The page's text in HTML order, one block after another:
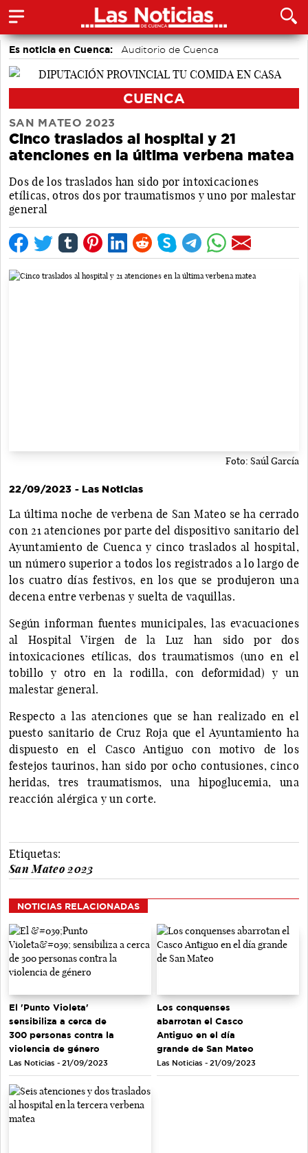
Es noticia en Cuenca: Auditorio de Cuenca
CUENCA
SAN MATEO 2023
Cinco traslados al hospital y 21
atenciones en la última verbena matea
Dos de los traslados han sido por intoxicaciones
etílicas, otros dos por traumatismos y uno por malestar
general
Foto: Saúl García
22/09/2023 - Las Noticias
La última noche de verbena de San Mateo se ha cerrado
con 21 atenciones por parte del dispositivo sanitario del
Ayuntamiento de Cuenca y cinco traslados al hospital,
un número superior a todos los registrados a lo largo de
los cuatro días festivos, en los que se produjeron una
decena entre verbenas y suelta de vaquillas.
Según informan fuentes municipales, las evacuaciones
al Hospital Virgen de la Luz han sido por dos
intoxicaciones etílicas, dos traumatismos (uno en el
tobillo y otro en la rodilla, con deformidad) y un
malestar general.
Respecto a las atenciones que se han realizado en el
puesto sanitario de Cruz Roja que el Ayuntamiento ha
dispuesto en el Casco Antiguo con motivo de los
festejos taurinos, han sido por ocho contusiones, cinco
heridas, tres traumatismos, una hipoglucemia, una
reacción alérgica y un corte.
Etiquetas:
San Mateo 2023
NOTICIAS RELACIONADAS
El 'Punto Violeta'
sensibiliza a cerca de
300 personas contra la
violencia de género
Las Noticias - 21/09/2023
Los conquenses
abarrotan el Casco
Antiguo en el día
grande de San Mateo
Las Noticias - 21/09/2023